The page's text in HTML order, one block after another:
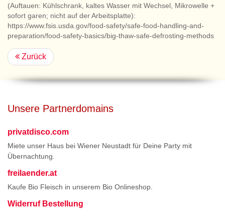
(Auftauen: Kühlschrank, kaltes Wasser mit Wechsel, Mikrowelle +
sofort garen; nicht auf der Arbeitsplatte):
https://www.fsis.usda.gov/food-safety/safe-food-handling-and-
preparation/food-safety-basics/big-thaw-safe-defrosting-methods
Zurück
Unsere Partnerdomains
privatdisco.com
Miete unser Haus bei Wiener Neustadt für Deine Party mit
Übernachtung.
freilaender.at
Kaufe Bio Fleisch in unserem Bio Onlineshop.
Widerruf Bestellung